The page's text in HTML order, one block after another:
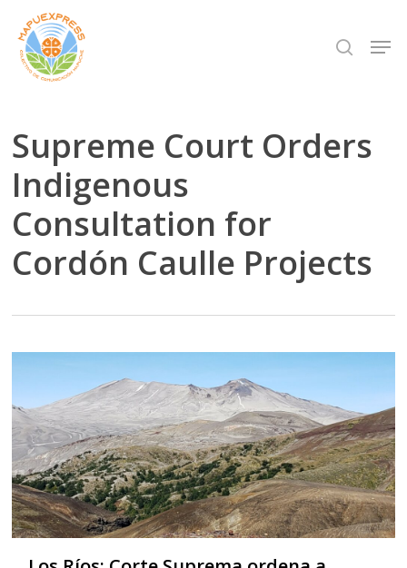
Skip
main
search
Supreme Court Orders
Indigenous
Consultation for
Cordón Caulle Projects
Close